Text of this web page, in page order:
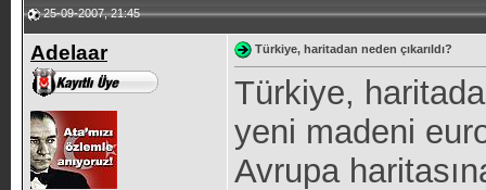
25-09-2007, 21:45
Adelaar Türkiye, haritadan neden çıkarıldı?
Türkiye,
yeni madeni
Avrupa